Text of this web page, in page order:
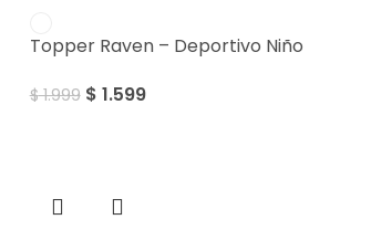
Topper Raven – Deportivo Niño
$1.999 $ 1.599